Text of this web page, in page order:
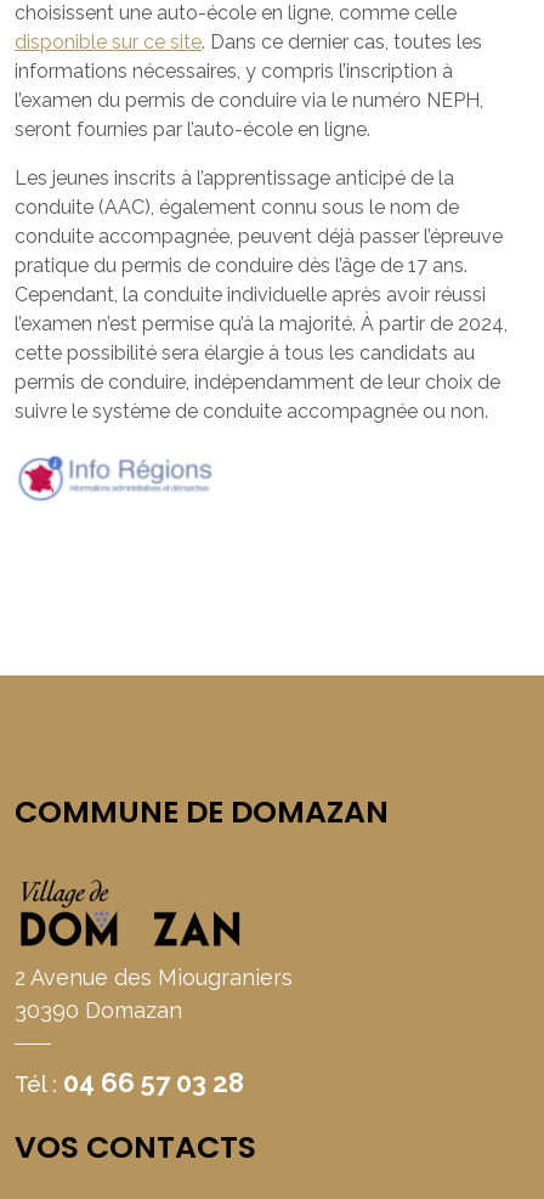
choisissent une auto-école en ligne, comme celle
disponible sur ce site. Dans ce dernier cas, toutes les
informations nécessaires, y compris l’inscription à
l’examen du permis de conduire via le numéro NEPH,
seront fournies par l’auto-école en ligne.
Les jeunes inscrits à l’apprentissage anticipé de la
conduite (AAC), également connu sous le nom de
conduite accompagnée, peuvent déjà passer l’épreuve
pratique du permis de conduire dès l’âge de 17 ans.
Cependant, la conduite individuelle après avoir réussi
l’examen n’est permise qu’à la majorité. À partir de 2024,
cette possibilité sera élargie à tous les candidats au
permis de conduire, indépendamment de leur choix de
suivre le système de conduite accompagnée ou non.
COMMUNE DE DOMAZAN
2 Avenue des Miougraniers
30390 Domazan
Tél : 04 66 57 03 28
VOS CONTACTS